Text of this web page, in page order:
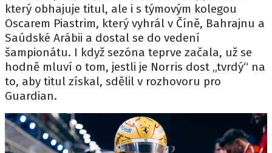
který obhajuje titul, ale i s týmovým kolegou
Oscarem Piastrim, který vyhrál v Číně, Bahrajnu a
Saúdské Arábii a dostal se do vedení
šampionátu. I když sezóna teprve začala, už se
hodně mluví o tom, jestli je Norris dost „tvrdý“ na
to, aby titul získal, sdělil v rozhovoru pro
Guardian.